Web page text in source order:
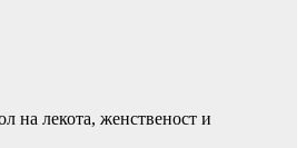
на лекота, женственост и